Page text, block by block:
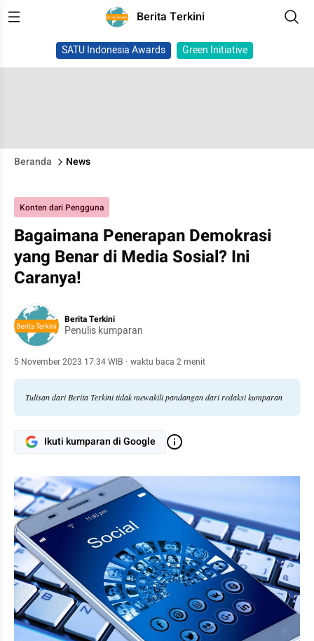
Berita Terkini
SATU Indonesia Awards Green Initiative
Beranda News
Konten dari Pengguna
Bagaimana Penerapan Demokrasi
yang Benar di Media Sosial? Ini
Caranya!
Berita Terkini
Penulis kumparan
5 November 2023 17:34 WIB · waktu baca 2 menit
Tulisan dari Berita Terkini tidak mewakili pandangan dari redaksi kumparan
Ikuti kumparan di Google